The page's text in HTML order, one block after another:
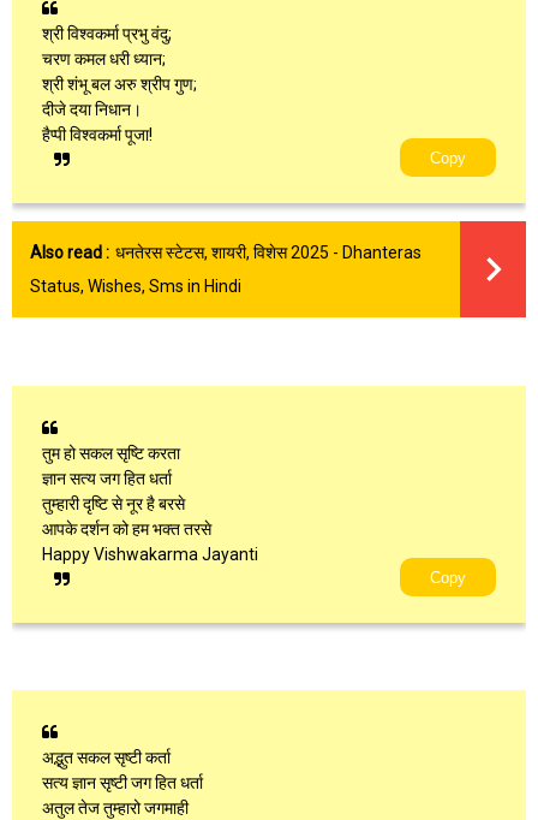
श्री विश्वकर्मा प्रभु वंदु;
चरण कमल धरी ध्यान;
श्री शंभू बल अरु श्रीप गुण;
दीजे दया निधान।
हैप्पी विश्वकर्मा पूजा!
Copy
Also read : धनतेरस स्टेटस, शायरी, विशेस 2025 - Dhanteras
Status, Wishes, Sms in Hindi
तुम हो सकल सृष्टि करता
ज्ञान सत्य जग हित धर्ता
तुम्हारी दृष्टि से नूर है बरसे
आपके दर्शन को हम भक्त तरसे
Happy Vishwakarma Jayanti
Copy
अद्भुत सकल सृष्टी कर्ता
सत्य ज्ञान सृष्टी जग हित धर्ता
अतुल तेज तुम्हारो जगमाही